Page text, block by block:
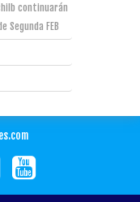
continuarán
FEB